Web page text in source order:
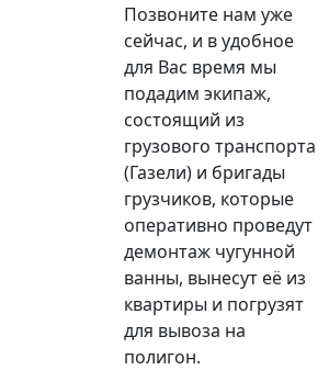
Позвоните нам уже
сейчас, и в удобное
для Вас время мы
подадим экипаж,
состоящий из
грузового транспорта
(Газели) и бригады
грузчиков, которые
оперативно проведут
демонтаж чугунной
ванны, вынесут её из
квартиры и погрузят
для вывоза на
полигон.